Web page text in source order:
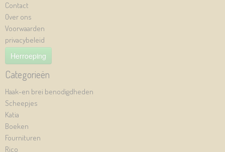
Contact
Over ons
Voorwaarden
privacybeleid
Herroeping
Categorieën
Haak-en brei benodigdheden
Scheepjes
Katia
Boeken
Fournituren
Rico